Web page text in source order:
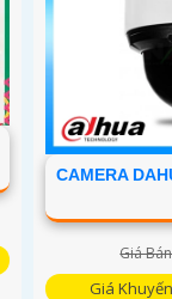
CAMERA
Giá
Giá